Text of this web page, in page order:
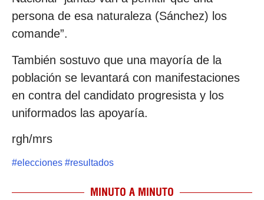
persona de esa naturaleza (Sánchez) los
comande”.
También sostuvo que una mayoría de la
población se levantará con manifestaciones
en contra del candidato progresista y los
uniformados las apoyaría.
rgh/mrs
#elecciones #resultados
MINUTO A MINUTO